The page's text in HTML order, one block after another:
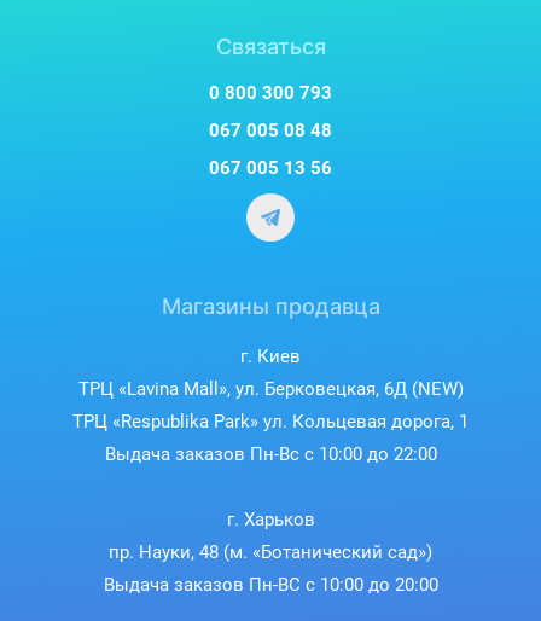
Связаться
0 800 300 793
067 005 08 48
067 005 13 56
Магазины продавца
г. Киев
ТРЦ «Lavina Mall», ул. Берковецкая, 6Д (NEW)
ТРЦ «Respublika Park» ул. Кольцевая дорога, 1
Выдача заказов Пн-Вс с 10:00 до 22:00
г. Харьков
пр. Науки, 48 (м. «Ботанический сад»)
Выдача заказов Пн-ВС с 10:00 до 20:00